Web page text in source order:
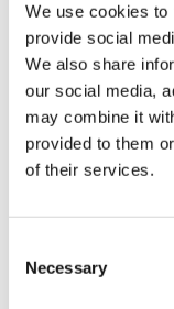
We use cookies to
provide social
We also share
our social media,
may combine it
provided to them
of their services.
Selection
Necessary
in het moderne
levensader van
specialisten
analyseren en
en patronen te
werken samen
organisatie,
zakelijke doelen